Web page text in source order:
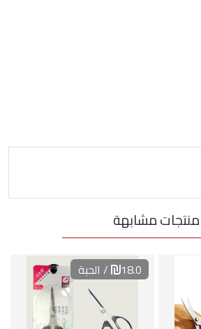
منتجات مشابهة
18.0 / الحبة